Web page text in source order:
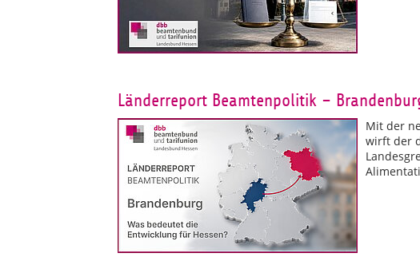
Länderreport Beamtenpolitik –
Mit der
wirft der